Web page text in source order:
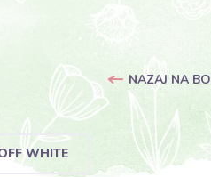
NAZAJ NA
WHITE